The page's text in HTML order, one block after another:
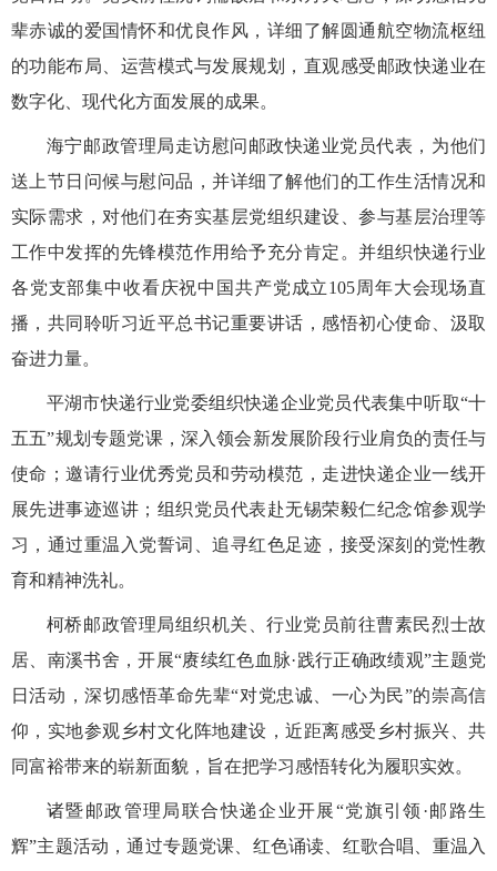
辈赤诚的爱国情怀和优良作风，详细了解圆通航空物流枢纽
的功能布局、运营模式与发展规划，直观感受邮政快递业在
数字化、现代化方面发展的成果。
海宁邮政管理局走访慰问邮政快递业党员代表，为他们
送上节日问候与慰问品，并详细了解他们的工作生活情况和
实际需求，对他们在夯实基层党组织建设、参与基层治理等
工作中发挥的先锋模范作用给予充分肯定。并组织快递行业
各党支部集中收看庆祝中国共产党成立105周年大会现场直
播，共同聆听习近平总书记重要讲话，感悟初心使命、汲取
奋进力量。
平湖市快递行业党委组织快递企业党员代表集中听取“十
五五”规划专题党课，深入领会新发展阶段行业肩负的责任与
使命；邀请行业优秀党员和劳动模范，走进快递企业一线开
展先进事迹巡讲；组织党员代表赴无锡荣毅仁纪念馆参观学
习，通过重温入党誓词、追寻红色足迹，接受深刻的党性教
育和精神洗礼。
柯桥邮政管理局组织机关、行业党员前往曹素民烈士故
居、南溪书舍，开展“赓续红色血脉·践行正确政绩观”主题党
日活动，深切感悟革命先辈“对党忠诚、一心为民”的崇高信
仰，实地参观乡村文化阵地建设，近距离感受乡村振兴、共
同富裕带来的崭新面貌，旨在把学习感悟转化为履职实效。
诸暨邮政管理局联合快递企业开展“党旗引领·邮路生
辉”主题活动，通过专题党课、红色诵读、红歌合唱、重温入